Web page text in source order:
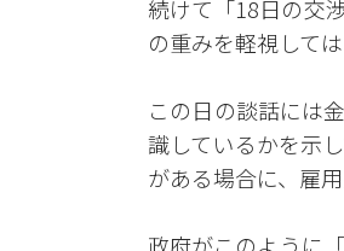
続けて「18日の交
の重みを軽視して
この日の談話には
識しているかを示
がある場合に、雇